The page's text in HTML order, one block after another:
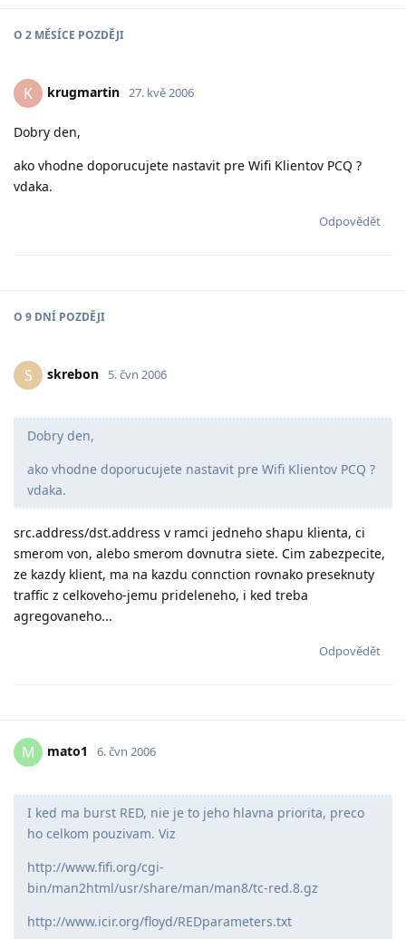
O 2 MĚSÍCE POZDĚJI
K krugmartin 27. kvě 2006
Dobry den,
ako vhodne doporucujete nastavit pre Wifi Klientov PCQ ?
vdaka.
Odpovědět
O 9 DNÍ POZDĚJI
S skrebon 5. čvn 2006
Dobry den,
ako vhodne doporucujete nastavit pre Wifi Klientov PCQ ?
vdaka.
src.address/dst.address v ramci jedneho shapu klienta, ci
smerom von, alebo smerom dovnutra siete. Cim zabezpecite,
ze kazdy klient, ma na kazdu connction rovnako preseknuty
traffic z celkoveho-jemu prideleneho, i ked treba
agregovaneho...
Odpovědět
M mato1 6. čvn 2006
I ked ma burst RED, nie je to jeho hlavna priorita, preco
ho celkom pouzivam. Viz
http://www.fifi.org/cgi-
bin/man2html/usr/share/man/man8/tc-red.8.gz
http://www.icir.org/floyd/REDparameters.txt